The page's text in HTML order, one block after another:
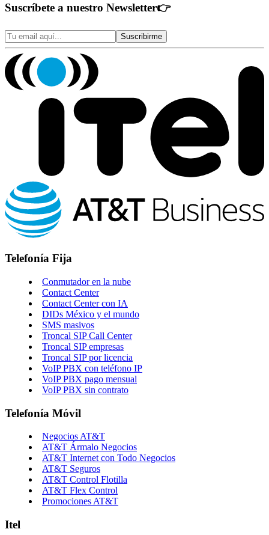
Suscríbete a nuestro Newsletter👉
Suscribirme
Telefonía Fija
Conmutador en la nube
Contact Center
Contact Center con IA
DIDs México y el mundo
SMS masivos
Troncal SIP Call Center
Troncal SIP empresas
Troncal SIP por licencia
VoIP PBX con teléfono IP
VoIP PBX pago mensual
VoIP PBX sin contrato
Telefonía Móvil
Negocios AT&T
AT&T Ármalo Negocios
AT&T Internet con Todo Negocios
AT&T Seguros
AT&T Control Flotilla
AT&T Flex Control
Promociones AT&T
Itel